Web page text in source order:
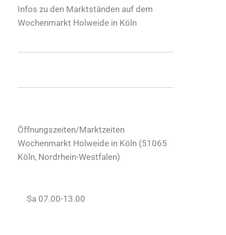
Infos zu den Marktständen auf dem
Wochenmarkt Holweide in Köln
Öffnungszeiten/Marktzeiten
Wochenmarkt Holweide in Köln (51065
Köln, Nordrhein-Westfalen)
Sa 07.00-13.00